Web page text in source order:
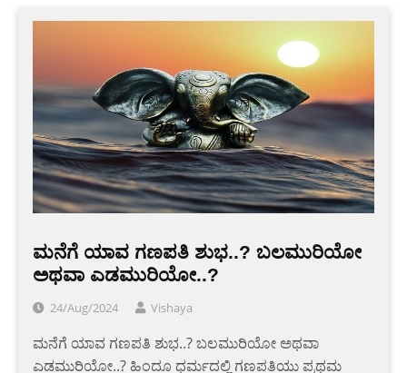
ಮನೆಗೆ ಯಾವ ಗಣಪತಿ ಶುಭ..? ಬಲಮುರಿಯೋ
ಅಥವಾ ಎಡಮುರಿಯೋ..?
24/Aug/2024 Vishaya
ಮನೆಗೆ ಯಾವ ಗಣಪತಿ ಶುಭ..? ಬಲಮುರಿಯೋ ಅಥವಾ
ಎಡಮುರಿಯೋ..? ಹಿಂದೂ ಧರ್ಮದಲ್ಲಿ ಗಣಪತಿಯು ಪ್ರಥಮ